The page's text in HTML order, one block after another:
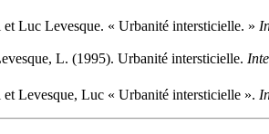
Luc Levesque. « Urbanité intersticielle. »
L. (1995). Urbanité intersticielle.
Levesque, Luc « Urbanité intersticielle ».